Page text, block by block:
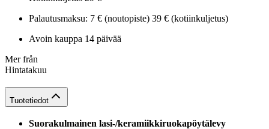
Palautusmaksu: 7 € (noutopiste) 39 € (kotiinkuljetus)
Avoin kauppa 14 päivää
Mer från
Hintatakuu
Tuotetiedot
Suorakulmainen lasi-/keramiikkiruokapöytälevy